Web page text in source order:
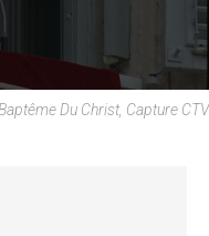
Du Christ, Capture CTV